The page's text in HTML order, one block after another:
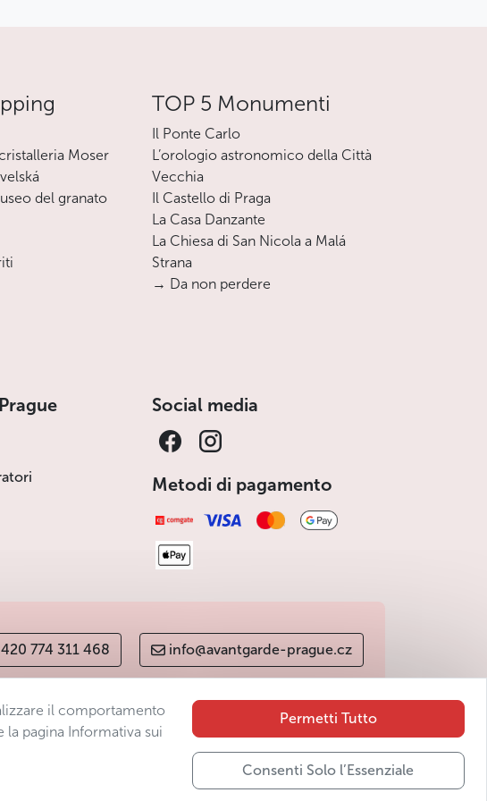
Moser
del granato
TOP 5 Monumenti
Il Ponte Carlo
L’orologio astronomico della Città
Vecchia
Il Castello di Praga
La Casa Danzante
La Chiesa di San Nicola a Malá
Strana
→ Da non perdere
Social media
Metodi di pagamento
774 311 468 info@avantgarde-prague.cz
Sitemap
il comportamento
pagina Informativa sui
Permetti Tutto
Consenti Solo l’Essenziale